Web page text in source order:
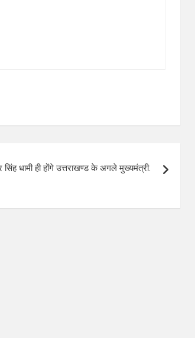
सिंह धामी ही होंगे उत्तराखण्ड के अगले मुख्यमंत्री.